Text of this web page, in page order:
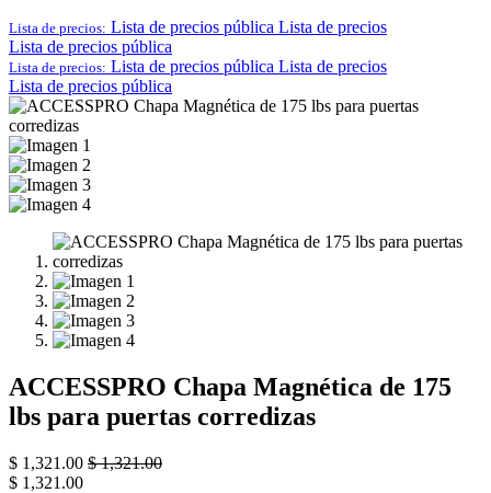
Lista de precios: Lista de precios pública Lista de precios
Lista de precios pública
Lista de precios: Lista de precios pública Lista de precios
Lista de precios pública
ACCESSPRO Chapa Magnética de 175
lbs para puertas corredizas
$ 1,321.00 $1,321.00
$ 1,321.00